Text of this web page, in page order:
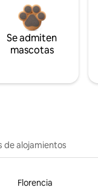
Se admiten
mascotas
de alojamientos
Florencia